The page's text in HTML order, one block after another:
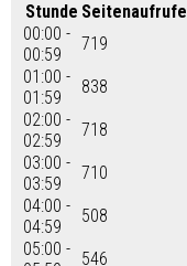
Stunde Seitenaufrufe
00:00 -
00:59
719
01:00 -
01:59
838
02:00 -
02:59
718
03:00 -
03:59
710
04:00 -
04:59
508
05:00 - 546